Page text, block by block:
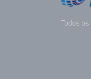
Todos